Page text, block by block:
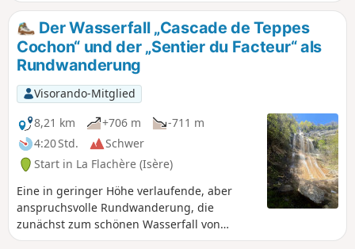
obwohl vor Ort kein Verbotsschild zu
sehen ist.
diese Wanderung eine Variation eines Themas von Pascal
Sombardier.
Der Wasserfall „Cascade de Teppes
Cochon“ und der „Sentier du Facteur“ als
Rundwanderung
Visorando-Mitglied
8,21 km
+706 m
-711 m
4:20 Std.
Schwer
Start in La Flachère (Isère)
Eine in geringer Höhe verlaufende, aber
anspruchsvolle Rundwanderung, die
zunächst zum schönen Wasserfall von
Teppes Cochon führt, dann über den gut